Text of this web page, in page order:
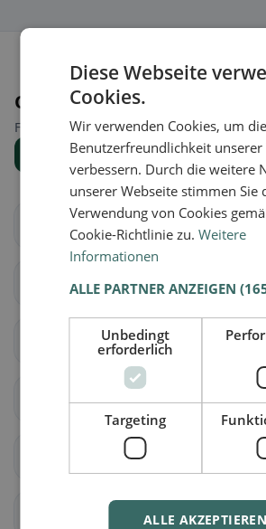
Orte in der Nähe
Finde den passenden Ort für deine
Alle Orte anzeigen
Aire-la-Ville Anières
Avusy
Bernex
Diese Webseite
Cookies.
Wir verwenden Cookies, um die
Benutzerfreundlichkeit unserer
verbessern. Durch die weitere
unserer Webseite stimmen Sie
Verwendung von Cookies
Cookie-Richtlinie zu.Weitere
Informationen
ALLE PARTNER ANZEIGEN
Unbedingt
erforderlich
Targeting
ALLE AKZEPTIEREN